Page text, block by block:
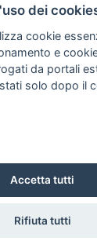
© Regione Puglia
dei
cookie
e
da portali
solo dopo il
Accetta tutti
Rifiuta tutti